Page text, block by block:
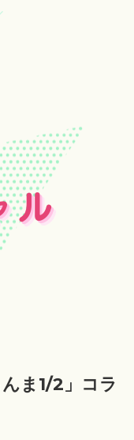
ル
ま1/2」コラ